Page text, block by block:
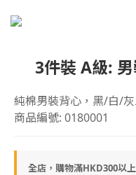
3件裝 A級:
純棉男裝背心，黑/白/
商品編號: 0180001
全店，購物滿HKD300以